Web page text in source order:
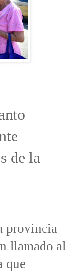
de la
provincia
llamado al
que